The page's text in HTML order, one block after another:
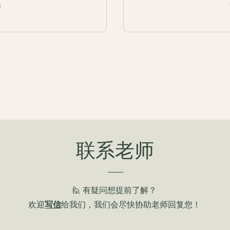
联系老师
🙋 有疑问想提前了解？
欢迎写信给我们，我们会尽快协助老师回复您！